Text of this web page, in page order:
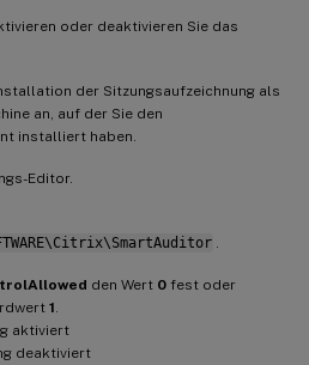
oder deaktivieren Sie das
der Sitzungsaufzeichnung als
an, auf der Sie den
installiert haben.
Editor.
den Wert 0 fest oder
1
aktiviert
deaktiviert